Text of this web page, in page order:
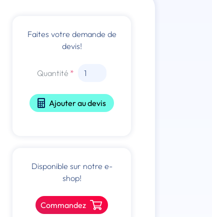
Faites votre demande de
devis!
Quantité
Ajouter au devis
Disponible sur notre e-
shop!
Commandez